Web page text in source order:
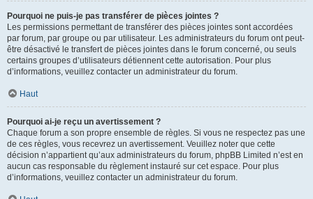
Pourquoi ne puis-je pas transférer de pièces jointes ?
Les permissions permettant de transférer des pièces jointes sont accordées
par forum, par groupe ou par utilisateur. Les administrateurs du forum ont peut-
être désactivé le transfert de pièces jointes dans le forum concerné, ou seuls
certains groupes d’utilisateurs détiennent cette autorisation. Pour plus
d’informations, veuillez contacter un administrateur du forum.
Haut
Pourquoi ai-je reçu un avertissement ?
Chaque forum a son propre ensemble de règles. Si vous ne respectez pas une
de ces règles, vous recevrez un avertissement. Veuillez noter que cette
décision n’appartient qu’aux administrateurs du forum, phpBB Limited n’est en
aucun cas responsable du règlement instauré sur cet espace. Pour plus
d’informations, veuillez contacter un administrateur du forum.